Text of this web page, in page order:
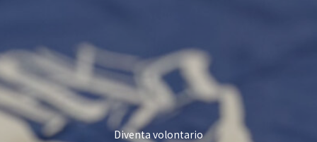
Diventa volontario